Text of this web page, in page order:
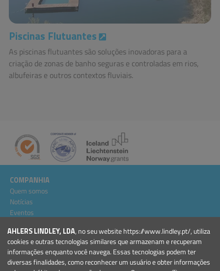
AHLERS LINDLEY, LDA, no seu website https://www.lindley.pt/, utiliza
cookies e outras tecnologias similares que armazenam e recuperam
informações enquanto você navega. Essas tecnologias podem ter
diversas finalidades, como reconhecer um usuário e obter informações
Piscinas Flutuantes
As piscinas flutuantes são soluções inovadoras para a
criação de zonas de banho seguras e controladas em rios,
albufeiras e outros contextos fluviais.
COMPANHIA
Quem somos
Notícias
Eventos
Condições Gerais
PRODUTOS
Marinas e Portos de Recreio